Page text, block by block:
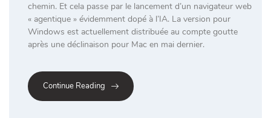
chemin. Et cela passe par le lancement d’un navigateur web
« agentique » évidemment dopé à l’IA. La version pour
Windows est actuellement distribuée au compte goutte
après une déclinaison pour Mac en mai dernier.
Continue Reading